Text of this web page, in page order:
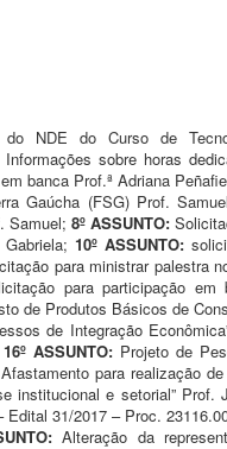
do NDE do Curso de
Informações sobre horas
banca Prof.ª Adriana
Gaúcha (FSG) Prof.
Samuel; 8º ASSUNTO:
10º ASSUNTO:
para ministrar palestra
para participação
de Produtos Básicos de
de Integração
16º ASSUNTO: Projeto de
para realização
institucional e setorial” Prof.
31/2017 – Proc.
Alteração da